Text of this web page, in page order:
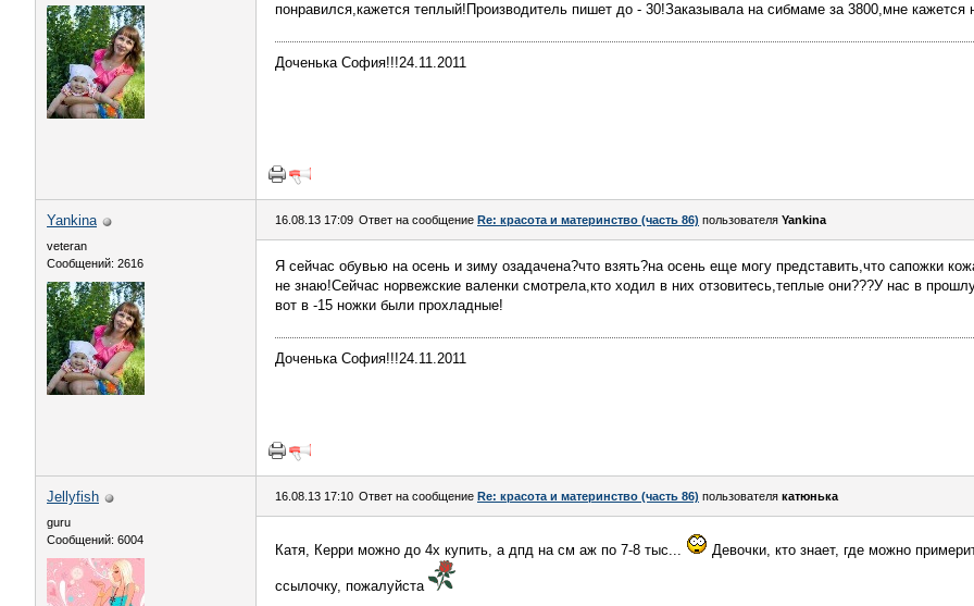
понравился,кажется теплый!Производитель пишет до - 30!Заказывала на сибмаме за 3800,мне
Доченька София!!!24.11.2011
Yankina
veteran
Сообщений: 2616
16.08.13 17:09 Ответ на сообщение Re: красота и материнство (часть 86) пользователя Yankina
Я сейчас обувью на осень и зиму озадачена?что взять?на осень еще могу представить,что сапожки
не знаю!Сейчас норвежские валенки смотрела,кто ходил в них отзовитесь,теплые они???У нас в
вот в -15 ножки были прохладные!
Доченька София!!!24.11.2011
Jellyfish
guru
Сообщений: 6004
16.08.13 17:10 Ответ на сообщение Re: красота и материнство (часть 86) пользователя катюнька
Катя, Керри можно до 4х купить, а дпд на см аж по 7-8 тыс... Девочки, кто знает, где можно
ссылочку, пожалуйста